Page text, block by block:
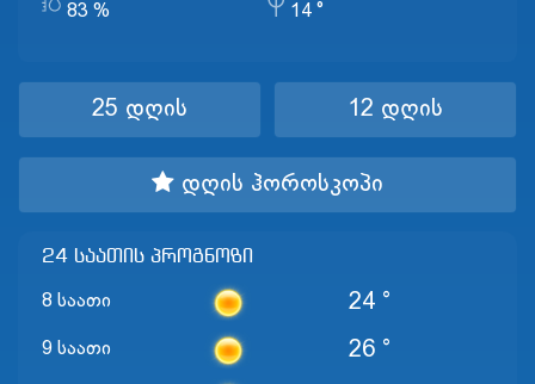
83 % 14 °
25 დღის 12 დღის
დღის ჰოროსკოპი
24 საათის პროგნოზი
8 საათი 24 °
9 საათი 26 °